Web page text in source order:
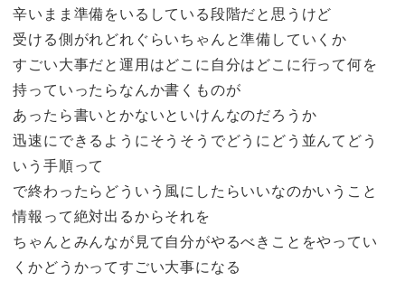
辛いまま準備をいるしている段階だと思うけど
受ける側がれどれぐらいちゃんと準備していくか
すごい大事だと運用はどこに自分はどこに行って何を
持っていったらなんか書くものが
あったら書いとかないといけんなのだろうか
迅速にできるようにそうそうでどうにどう並んてどう
いう手順って
で終わったらどういう風にしたらいいなのかいうこと
情報って絶対出るからそれを
ちゃんとみんなが見て自分がやるべきことをやってい
くかどうかってすごい大事になる